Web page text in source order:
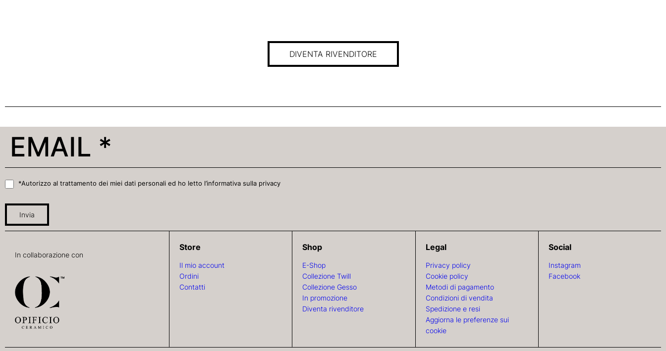
DIVENTA RIVENDITORE
*Autorizzo al trattamento dei miei dati personali ed ho letto l’informativa sulla privacy
Invia
In collaborazione con
Store
Il mio account
Ordini
Contatti
Shop
E-Shop
Collezione Twill
Collezione Gesso
In promozione
Diventa rivenditore
Legal
Privacy policy
Cookie policy
Metodi di pagamento
Condizioni di vendita
Spedizione e resi
Aggiorna le preferenze sui
cookie
Social
Instagram
Facebook